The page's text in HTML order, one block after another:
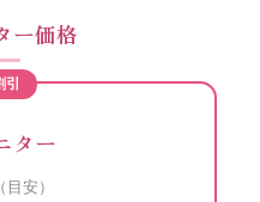
ー価格
ター
安）